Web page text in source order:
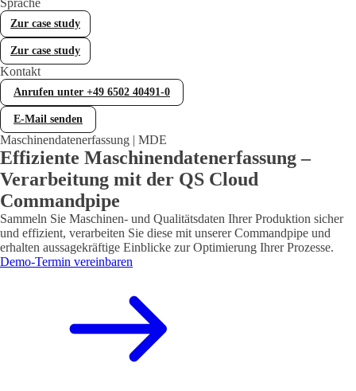
Fehlerbehandlung (WOCC)
WOCC – Ihr Werkzeug für ganz­heit­liche Fehler­be­hand­lung
Statistische Prozesskontrolle (SPC)
Effiziente Qualitätskontrolle mit Statistischer Prozesslenkung
(SPC)
Lieferantenbewertung
Individuelle Lieferantenbewertung in Business Central
Equipment Management
Werkzeug- und Prüfmittelverwaltung in Business Central
Fertigung in Business Central gezielt erweitern
Sprache
Zur case study
Zur case study
Kontakt
Anrufen unter +49 6502 40491-0
E-Mail senden
Maschinendatenerfassung | MDE
Effiziente Maschinendatenerfassung –
Verarbeitung mit der QS Cloud
Commandpipe
Sammeln Sie Maschinen- und Qualitätsdaten Ihrer Produktion sicher
und effizient, verarbeiten Sie diese mit unserer Commandpipe und
erhalten aussagekräftige Einblicke zur Optimierung Ihrer Prozesse.
Demo-Termin vereinbaren